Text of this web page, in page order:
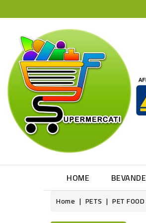
HOME BEVANDE
Home PETS PET FOOD